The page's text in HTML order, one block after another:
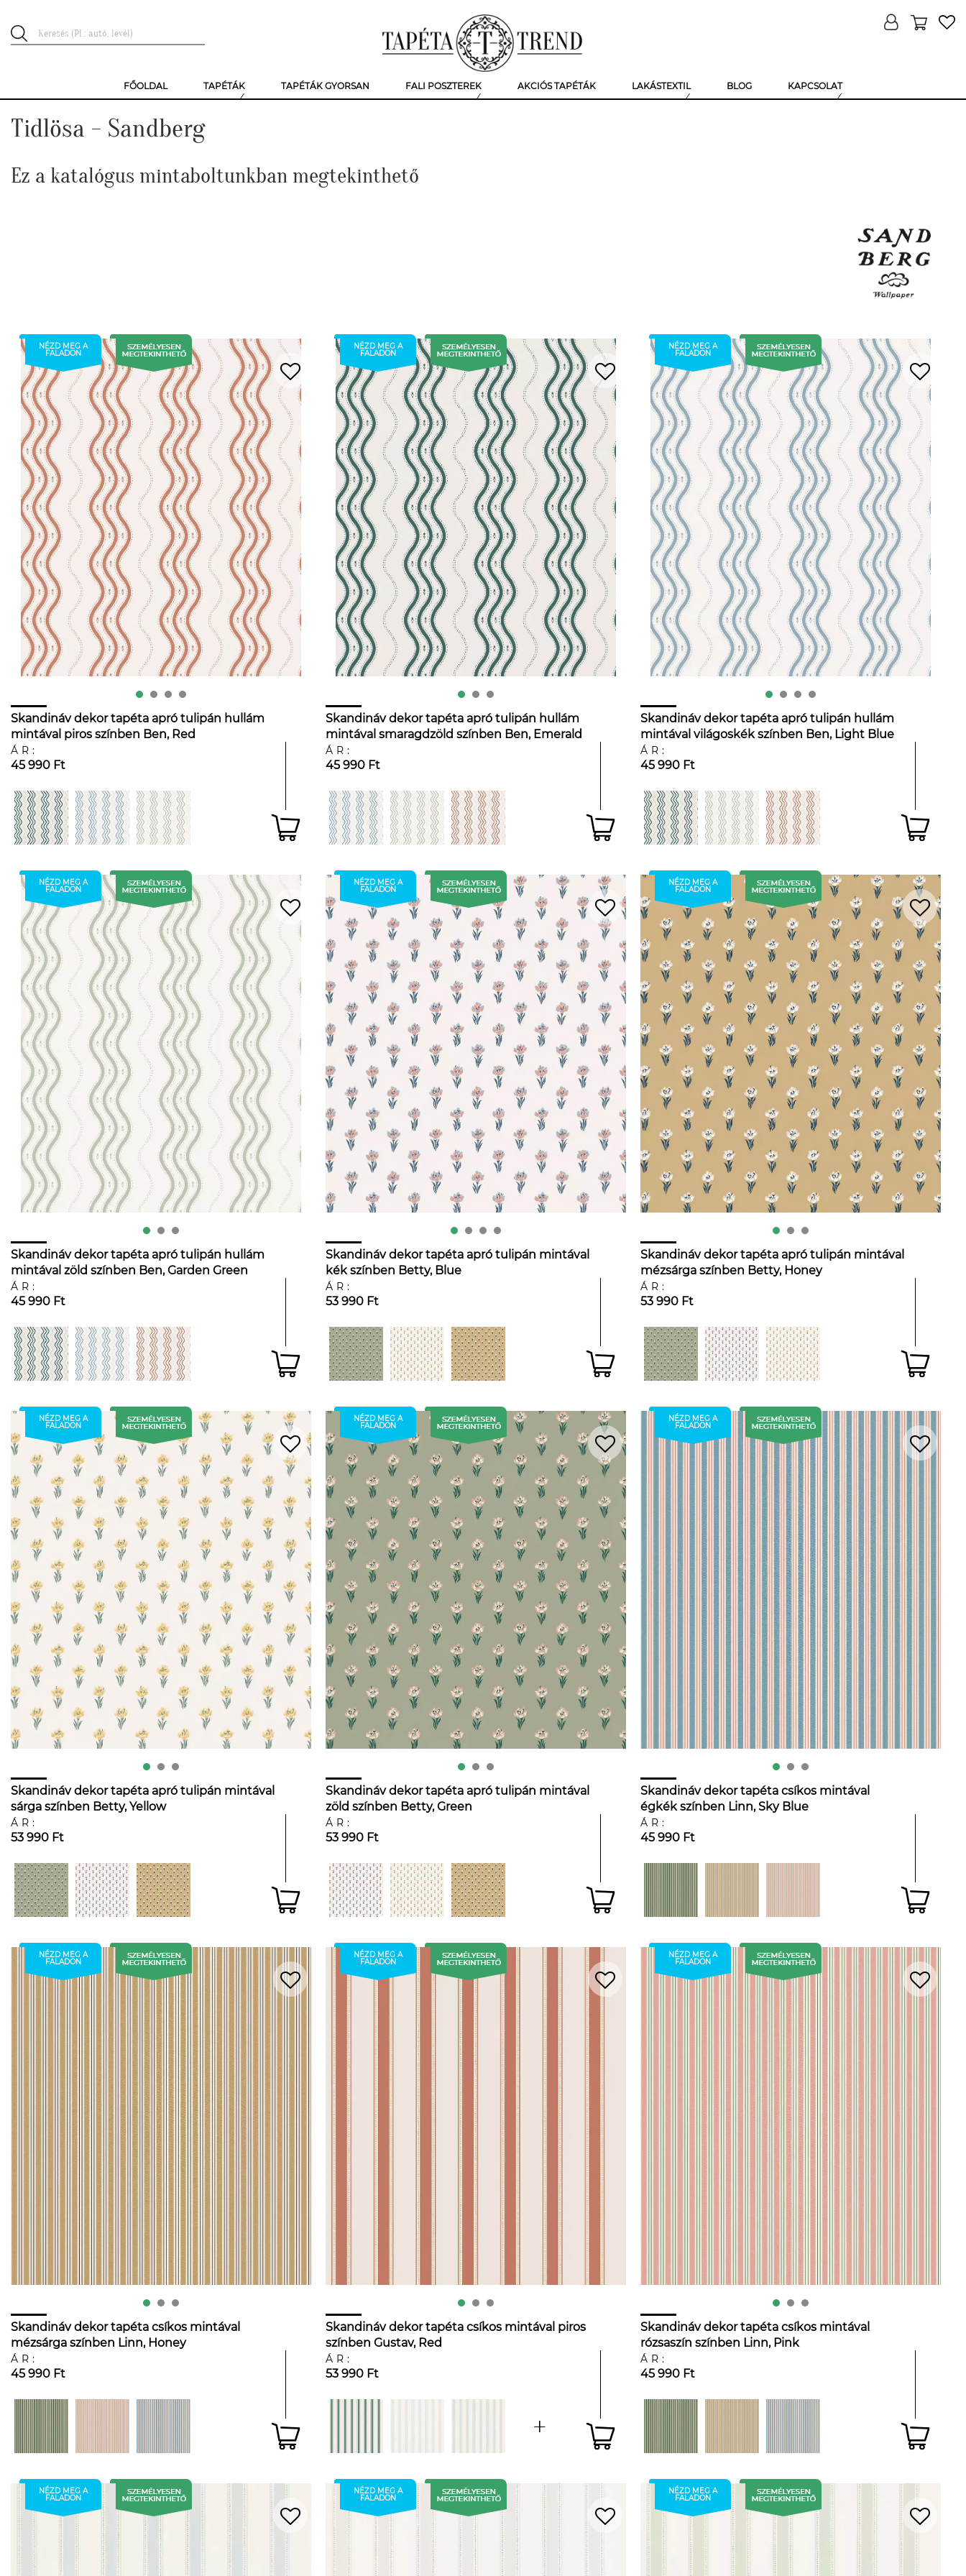
FŐOLDAL TAPÉTÁK TAPÉTÁK GYORSAN FALI POSZTEREK AKCIÓS TAPÉTÁK LAKÁSTEXTIL BLOG KAPCSOLAT
Tidlösa - Sandberg
Ez a katalógus mintaboltunkban megtekinthető
NÉZD MEG A
FALADON
Skandináv dekor tapéta apró tulipán hullám
mintával piros színben Ben, Red
ÁR:
45 990 Ft
NÉZD MEG A
FALADON
Skandináv dekor tapéta apró tulipán hullám
mintával smaragdzöld színben Ben, Emerald
ÁR:
45 990 Ft
NÉZD MEG A
FALADON
Skandináv dekor tapéta apró tulipán hullám
mintával világoskék színben Ben, Light Blue
ÁR:
45 990 Ft
NÉZD MEG A
FALADON
Skandináv dekor tapéta apró tulipán hullám
mintával zöld színben Ben, Garden Green
ÁR:
45 990 Ft
NÉZD MEG A
FALADON
Skandináv dekor tapéta apró tulipán mintával
kék színben Betty, Blue
ÁR:
53 990 Ft
NÉZD MEG A
FALADON
Skandináv dekor tapéta apró tulipán mintával
mézsárga színben Betty, Honey
ÁR:
53 990 Ft
NÉZD MEG A
FALADON
Skandináv dekor tapéta apró tulipán mintával
sárga színben Betty, Yellow
ÁR:
53 990 Ft
NÉZD MEG A
FALADON
Skandináv dekor tapéta apró tulipán mintával
zöld színben Betty, Green
ÁR:
53 990 Ft
NÉZD MEG A
FALADON
Skandináv dekor tapéta csíkos mintával
égkék színben Linn, Sky Blue
ÁR:
45 990 Ft
NÉZD MEG A
FALADON
Skandináv dekor tapéta csíkos mintával
mézsárga színben Linn, Honey
ÁR:
45 990 Ft
NÉZD MEG A
FALADON
Skandináv dekor tapéta csíkos mintával piros
színben Gustav, Red
ÁR:
53 990 Ft
NÉZD MEG A
FALADON
Skandináv dekor tapéta csíkos mintával
rózsaszín színben Linn, Pink
ÁR:
45 990 Ft
NÉZD MEG A
FALADON
NÉZD MEG A
FALADON
NÉZD MEG A
FALADON